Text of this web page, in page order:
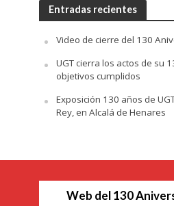
Entradas recientes
Video de cierre del 130
UGT cierra los actos de su
objetivos cumplidos
Exposición 130 años de
Rey, en Alcalá de Henares
Web del 130